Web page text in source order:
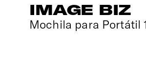
IMAGE BIZ
Mochila para Portátil